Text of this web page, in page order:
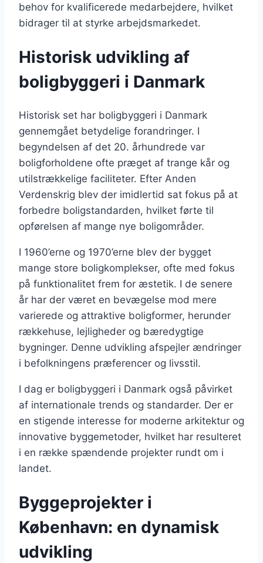
behov for kvalificerede medarbejdere, hvilket
bidrager til at styrke arbejdsmarkedet.
Historisk udvikling af
boligbyggeri i Danmark
Historisk set har boligbyggeri i Danmark
gennemgået betydelige forandringer. I
begyndelsen af det 20. århundrede var
boligforholdene ofte præget af trange kår og
utilstrækkelige faciliteter. Efter Anden
Verdenskrig blev der imidlertid sat fokus på at
forbedre boligstandarden, hvilket førte til
opførelsen af mange nye boligområder.
I 1960’erne og 1970’erne blev der bygget
mange store boligkomplekser, ofte med fokus
på funktionalitet frem for æstetik. I de senere
år har der været en bevægelse mod mere
varierede og attraktive boligformer, herunder
rækkehuse, lejligheder og bæredygtige
bygninger. Denne udvikling afspejler ændringer
i befolkningens præferencer og livsstil.
I dag er boligbyggeri i Danmark også påvirket
af internationale trends og standarder. Der er
en stigende interesse for moderne arkitektur og
innovative byggemetoder, hvilket har resulteret
i en række spændende projekter rundt om i
landet.
Byggeprojekter i
København: en dynamisk
udvikling